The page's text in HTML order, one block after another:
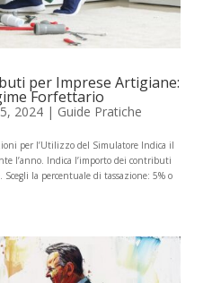
per Imprese Artigiane:
Forfettario
2024| Guide Pratiche
per l’Utilizzo del Simulatore Indica il
l’anno. Indica l’importo dei contributi
Scegli la percentuale di tassazione: 5% o